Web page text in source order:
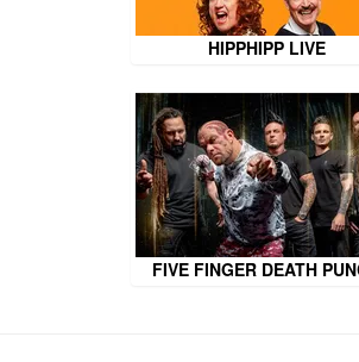
HIPPHIPP LIVE
FIVE FINGER DEATH